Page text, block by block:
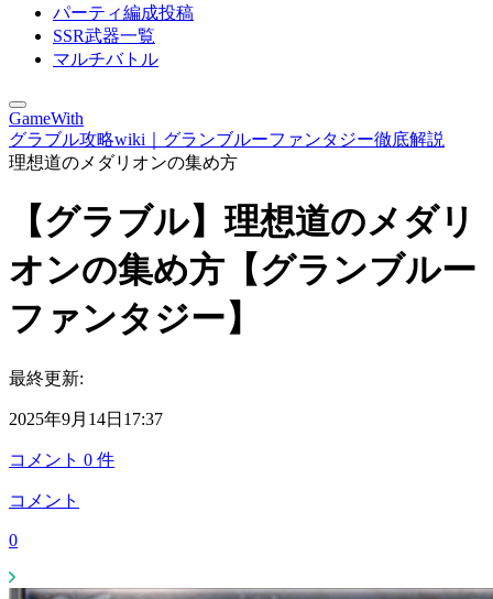
パーティ編成投稿
SSR武器一覧
マルチバトル
GameWith
グラブル攻略wiki｜グランブルーファンタジー徹底解説
理想道のメダリオンの集め方
【グラブル】理想道のメダリ
オンの集め方【グランブルー
ファンタジー】
最終更新:
2025年9月14日17:37
コメント 0 件
コメント
0